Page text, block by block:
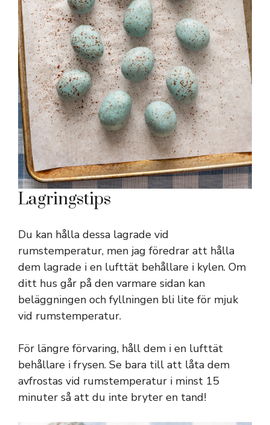
Lagringstips
Du kan hålla dessa lagrade vid
rumstemperatur, men jag föredrar att hålla
dem lagrade i en lufttät behållare i kylen. Om
ditt hus går på den varmare sidan kan
beläggningen och fyllningen bli lite för mjuk
vid rumstemperatur.
För längre förvaring, håll dem i en lufttät
behållare i frysen. Se bara till att låta dem
avfrostas vid rumstemperatur i minst 15
minuter så att du inte bryter en tand!